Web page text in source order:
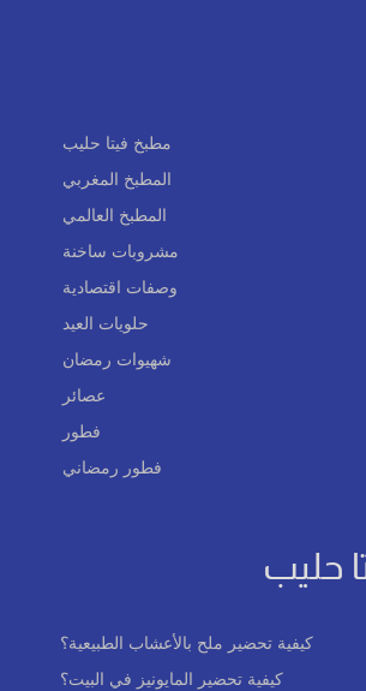
مطبخ فيتا حليب
المطبخ المغربي
المطبخ العالمي
مشروبات ساخنة
وصفات اقتصادية
حلويات العيد
شهيوات رمضان
عصائر
فطور
فطور رمضاني
حليب
كيفية تحضير ملح بالأعشاب الطبيعية؟
كيفية تحضير المايونيز في البيت؟